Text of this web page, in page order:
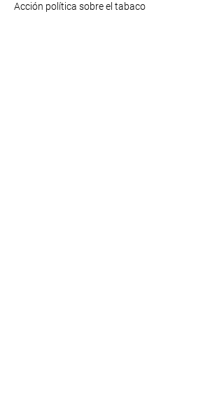
Acción política sobre el tabaco